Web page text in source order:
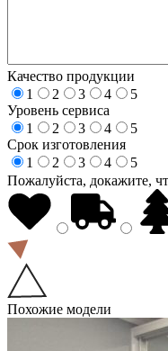
Качество продукции
1
2 3 4
5
Уровень сервиса
1
2 3 4
5
Срок изготовления
1
2 3 4
5
Пожалуйста, докажите,
Похожие модели